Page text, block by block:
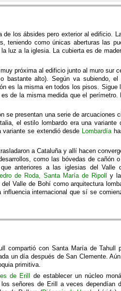
los ábsides pero exterior al edificio.
como únicas aberturas las
luz a la iglesia. La cubierta es de
próxima al edificio junto al muro sur
bastante alto). Según va subiendo,
es la misma en todos los pisos. Sigue
de la misma medida que el
se presentan una serie de arcuaciones
el estilo lombardo era una variante
se extendió desde Lombardía
a Cataluña y allí hacen
como las bóvedas de cañón
anteriores a las iglesias del Valle
de Roda
Santa María de Ripoll y
Valle de Bohí como arquitectura
internacional que sí se
compartió con Santa María de Tahull
un día después de San Clemente.
primitiva.
de Erill
de establecer un núcleo
señores de Erill a veces dependían